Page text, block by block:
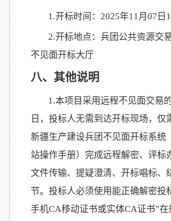
1.开标时间：2025年11 月07 日 1
2.开标地点：兵团公共资源交
不见面开标大厅
八、其他说明
1.本项目采用远程不见面交易
日，投标人无需到达开标现场，仅
新疆生产建设兵团不见面开标系统
站操作手册） 完成远程解密、评标
文件传输、提疑澄清、开标唱标、
节。投标人必须使用能正确解密投
手机CA移动证书或实体CA证书”在